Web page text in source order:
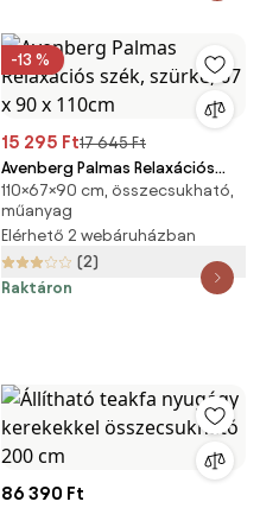
-13 %
15 295 Ft17 645 Ft
Avenberg Palmas Relaxációs
szék, szürke, 67 x 90 x 110cm
110×67×90 cm, összecsukható,
műanyag
Elérhető 2 webáruházban
(2)
Raktáron
86 390 Ft